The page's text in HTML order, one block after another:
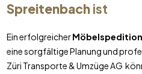
Spreitenbachist
Ein erfolgreicherMöbelspedition
eine sorgfältige Planung und
Züri Transporte & Umzüge AG